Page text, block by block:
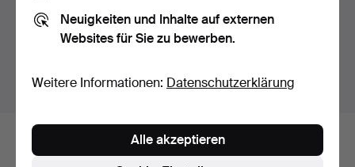
Hier sehen sie nur Auktionen in Schweden. Wir haben
Objekte außerhalb Schweden zeigen
Neuigkeiten und Inhalte auf externen
Websites für Sie zu bewerben.
Weitere Informationen: Datenschutzerklärung
Alle akzeptieren